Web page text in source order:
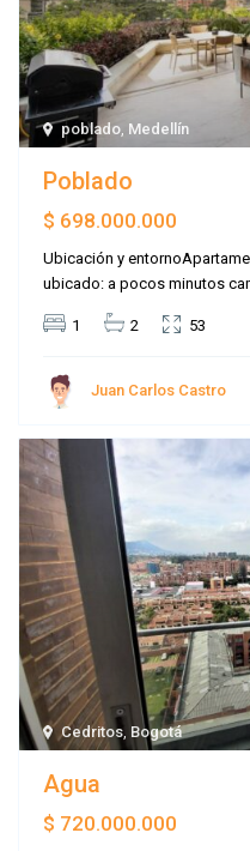
poblado, Medellín
Poblado
$ 698.000.000
Ubicación y
ubicado: a pocos minutos
1 2 53
Juan Carlos Castro
Cedritos, Bogotá
Agua
$ 720.000.000